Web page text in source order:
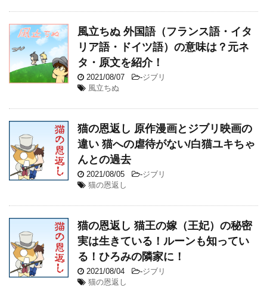
風立ちぬ 外国語（フランス語・イタ
リア語・ドイツ語）の意味は？元ネ
タ・原文を紹介！
2021/08/07 -ジブリ
風立ちぬ
猫の恩返し 原作漫画とジブリ映画の
違い 猫への虐待がない/白猫ユキちゃ
んとの過去
2021/08/05 -ジブリ
猫の恩返し
猫の恩返し 猫王の嫁（王妃）の秘密
実は生きている！ルーンも知ってい
る！ひろみの隣家に！
2021/08/04 -ジブリ
猫の恩返し